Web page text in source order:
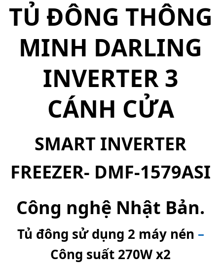
TỦ ĐÔNG THÔNG
MINH DARLING
INVERTER 3
CÁNH CỬA
SMART INVERTER
FREEZER- DMF-1579ASI
Công nghệ Nhật Bản.
Tủ đông sử dụng 2 máy nén –
Công suất 270W x2